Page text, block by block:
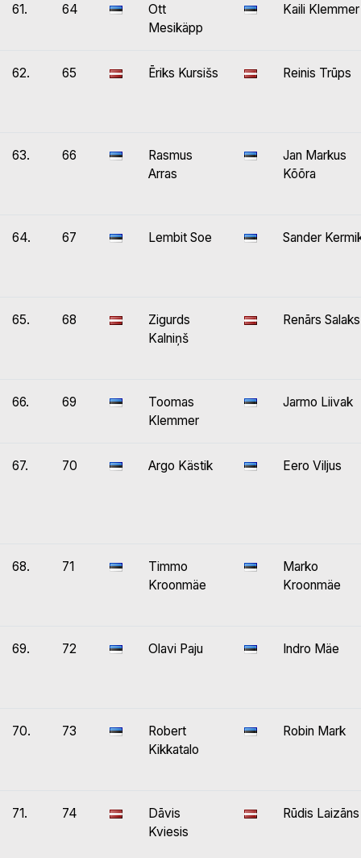
61. 64
Ott
Mesikäpp
Kaili Klemmer
62. 65 Ēriks Kursišs Reinis Trūps
63. 66
Rasmus
Arras
Jan Markus
Kõõra
64. 67 Lembit Soe Sander
65. 68
Zigurds
Kalniņš
Renārs Salaks
66. 69
Toomas
Klemmer
Jarmo Liivak
67. 70 Argo Kästik Eero Viljus
68. 71
Timmo
Kroonmäe
Marko
Kroonmäe
69. 72 Olavi Paju Indro Mäe
70. 73
Robert
Kikkatalo
Robin Mark
71. 74
Dāvis
Kviesis
Rūdis Laizāns